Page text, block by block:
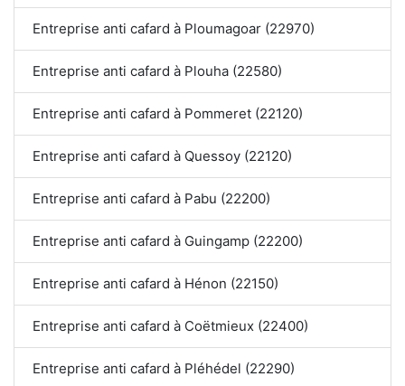
Entreprise anti cafard à Ploumagoar (22970)
Entreprise anti cafard à Plouha (22580)
Entreprise anti cafard à Pommeret (22120)
Entreprise anti cafard à Quessoy (22120)
Entreprise anti cafard à Pabu (22200)
Entreprise anti cafard à Guingamp (22200)
Entreprise anti cafard à Hénon (22150)
Entreprise anti cafard à Coëtmieux (22400)
Entreprise anti cafard à Pléhédel (22290)